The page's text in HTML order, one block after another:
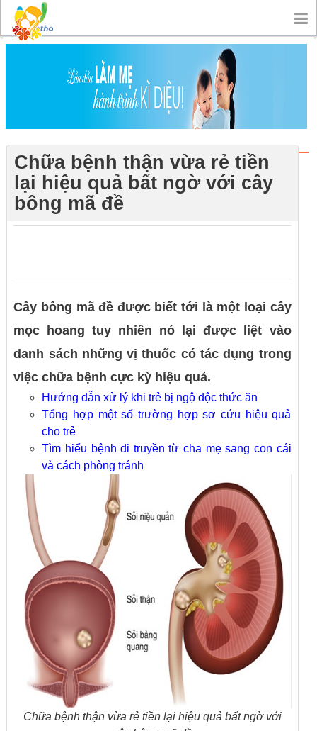
Chữa bệnh thận vừa rẻ tiền
lại hiệu quả bất ngờ với cây
bông mã đề
Cây bông mã đề được biết tới là một loại cây
mọc hoang tuy nhiên nó lại được liệt vào
danh sách những vị thuốc có tác dụng trong
việc chữa bệnh cực kỳ hiệu quả.
Hướng dẫn xử lý khi trẻ bị ngộ độc thức ăn
Tổng hợp một số trường hợp sơ cứu hiệu quả
cho trẻ
Tìm hiểu bệnh di truyền từ cha mẹ sang con cái
và cách phòng tránh
Chữa bệnh thận vừa rẻ tiền lại hiệu quả bất ngờ với